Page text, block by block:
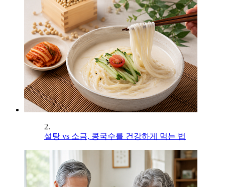
2.
설탕 vs 소금, 콩국수를 건강하게 먹는 법